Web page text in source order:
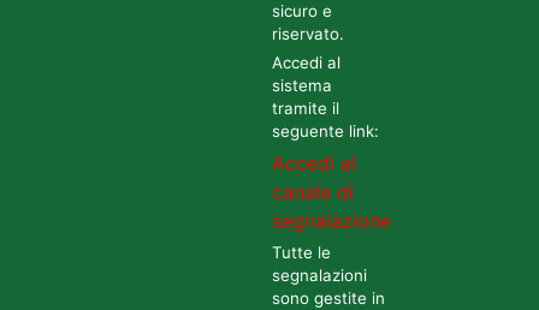
sicuro e
riservato.
Accedi al
sistema
tramite il
seguente link:
Accedi al
canale di
segnalazione
Tutte le
segnalazioni
sono gestite in